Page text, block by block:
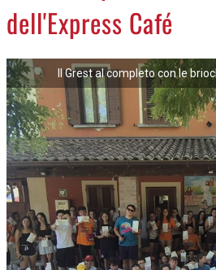
dell'Express Café
Il Grest al completo con le